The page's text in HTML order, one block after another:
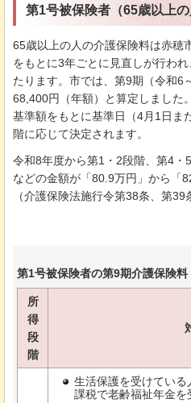
第1号被保険者（65歳以上の
65歳以上の人の介護保険料は赤穂
をもとに3年ごとに見直しが行わ
たります。市では、第9期（令和6
68,400円（年額）と算定しました
基準額をもとに基準日（4月1日ま
階に応じて決定されます。
令和8年度から第1・2段階、第4・
などの金額が「80.9万円」から「
（介護保険法施行令第38条、第39
第1号被保険者の第9期介護保険料
所
得
段
階
生活保護を受けてい
課税で老齢福祉年金を